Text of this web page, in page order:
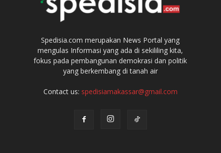
Spedisia.com merupakan News Portal yang
mengulas Informasi yang ada di sekililing kita,
fokus pada pembangunan demokrasi dan politik
yang berkembang di tanah air
Contact us: spedisiamakassar@gmail.com